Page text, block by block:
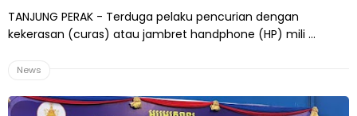
TANJUNG PERAK - Terduga pelaku pencurian dengan
kekerasan (curas) atau jambret handphone (HP) mili ...
News